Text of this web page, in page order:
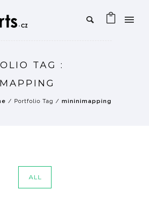
TAG :
/ Portfolio Tag / mininimapping
ALL